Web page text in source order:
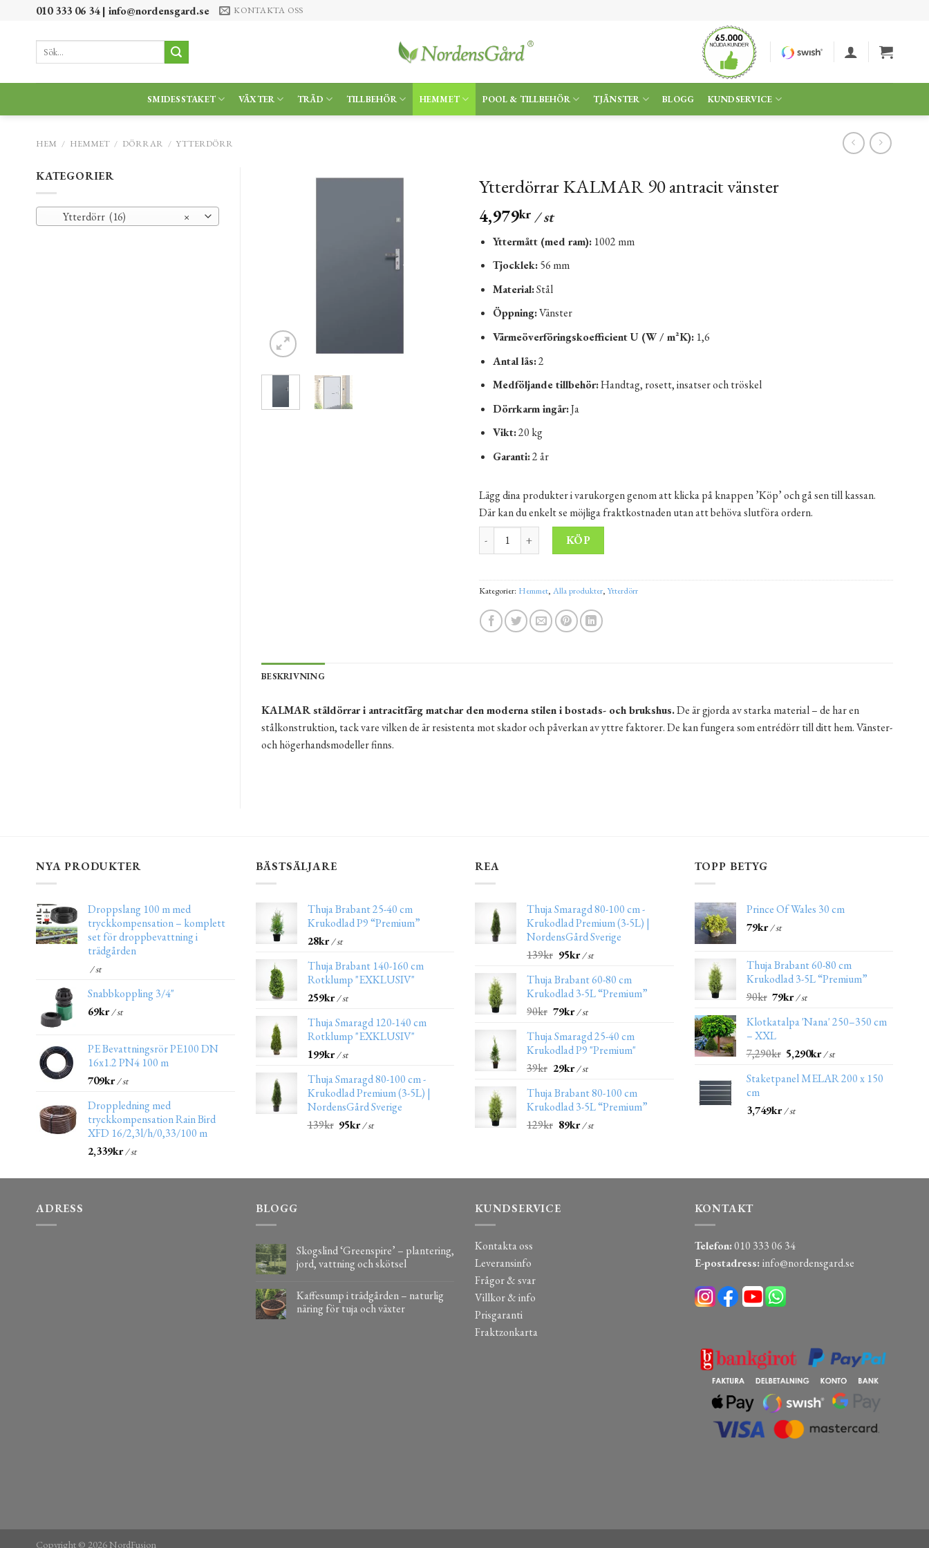
010 333 06 34 | info@nordensgard.se KONTAKTA OSS
efter:
SMIDESSTAKET VÄXTER TRÄD TILLBEHÖR HEMMET POOL & TILLBEHÖR TJÄNSTER BLOGG KUNDSERVICE
HEM / HEMMET / DÖRRAR / YTTERDÖRR
KATEGORIER
×
Ytterdörr (16)
Ytterdörrar KALMAR 90 antracit vänster
4,979kr/ st
Yttermått (med ram): 1002 mm
Tjocklek:56 mm
Material:Stål
Öppning:Vänster
Värmeöverföringskoefficient U (W / m²K): 1,6
Antal lås:2
Medföljande tillbehör:Handtag, rosett, insatser och tröskel
Dörrkarm ingår:Ja
Vikt:20 kg
Garanti:2 år
Lägg dina produkter i varukorgen genom att klicka på knappen ’Köp’ och gå sen till kassan.
Där kan du enkelt se möjliga fraktkostnaden utan att behöva slutföra ordern.
Ytterdörrar KALMAR 90 antracit vänster mängd
KÖP
Kategorier: Hemmet, Alla produkter, Ytterdörr
BESKRIVNING
KALMAR ståldörrar i antracitfärg matchar den moderna stilen i bostads- och brukshus.De är gjorda av starka material – de har en
stålkonstruktion, tack vare vilken de är resistenta mot skador och påverkan av yttre faktorer. De kan fungera som entrédörr till ditt hem. Vänster-
och högerhandsmodeller finns.
NYA PRODUKTER
Droppslang 100 m med
tryckkompensation – komplett
set för droppbevattning i
trädgården
/ st
Snabbkoppling 3/4"
69kr/ st
PE Bevattningsrör PE100 DN
16x1.2 PN4 100 m
709kr/ st
Droppledning med
tryckkompensation Rain Bird
XFD 16/2,3l/h/0,33/100 m
2,339kr/ st
BÄSTSÄLJARE
Thuja Brabant 25-40 cm
Krukodlad P9 “Premium”
28kr/ st
Thuja Brabant 140-160 cm
Rotklump "EXKLUSIV"
259kr/ st
Thuja Smaragd 120-140 cm
Rotklump "EXKLUSIV"
199kr/ st
Thuja Smaragd 80-100 cm -
Krukodlad Premium (3-5L) |
NordensGård Sverige
139kr 95kr/ st
REA
Thuja Smaragd 80-100 cm -
Krukodlad Premium (3-5L) |
NordensGård Sverige
139kr 95kr/ st
Thuja Brabant 60-80 cm
Krukodlad 3-5L “Premium”
90kr 79kr/ st
Thuja Smaragd 25-40 cm
Krukodlad P9 "Premium"
39kr 29kr/ st
Thuja Brabant 80-100 cm
Krukodlad 3-5L “Premium”
129kr 89kr/ st
TOPP BETYG
Prince Of Wales 30 cm
79kr/ st
Thuja Brabant 60-80 cm
Krukodlad 3-5L “Premium”
90kr 79kr/ st
Klotkatalpa 'Nana' 250–350 cm
– XXL
7,290kr 5,290kr/ st
Staketpanel MELAR 200 x 150
cm
3,749kr/ st
ADRESS BLOGG
Skogslind ‘Greenspire’ – plantering,
jord, vattning och skötsel
Kaffesump i trädgården – naturlig
näring för tuja och växter
KUNDSERVICE
Kontakta oss
Leveransinfo
Frågor & svar
Villkor & info
Prisgaranti
Fraktzonkarta
KONTAKT
Telefon:010 333 06 34
E-postadress: info@nordensgard.se
Copyright © 2026 NordFusion